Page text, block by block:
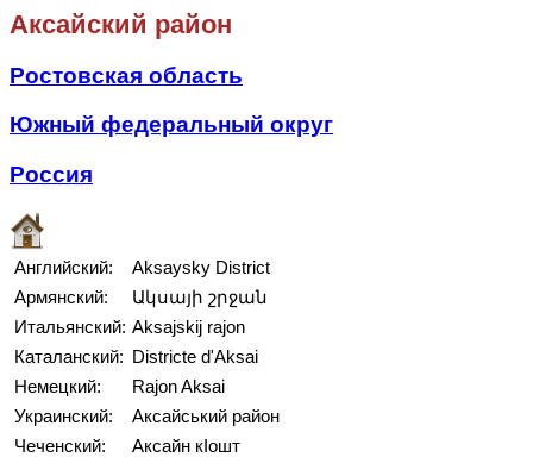
Аксайский район
Ростовская область
Южный федеральный округ
Россия
Английский:
Aksaysky District
Армянский:
Ակսայի շրջան
Итальянский: Aksajskij rajon
Каталанский: Districte d'Aksai
Немецкий:
Rajon Aksai
Украинский:
Аксайський район
Чеченский:
Аксайн кӀошт